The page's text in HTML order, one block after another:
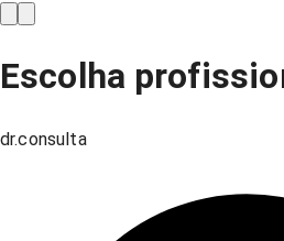
Escolha
dr.consulta